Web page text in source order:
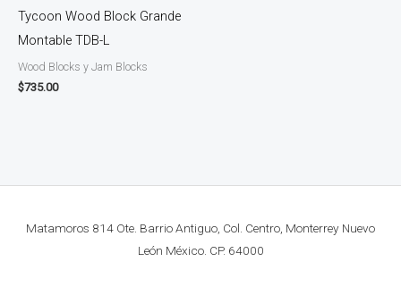
Tycoon Wood Block Grande
Montable TDB-L
Wood Blocks y Jam Blocks
$735.00
Matamoros 814 Ote. Barrio Antiguo, Col. Centro, Monterrey Nuevo
León México. CP. 64000